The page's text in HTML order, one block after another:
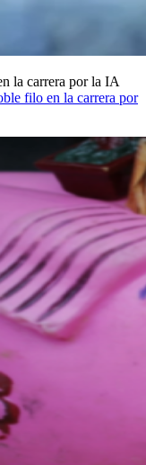
la carrera por la IA
filo en la carrera por